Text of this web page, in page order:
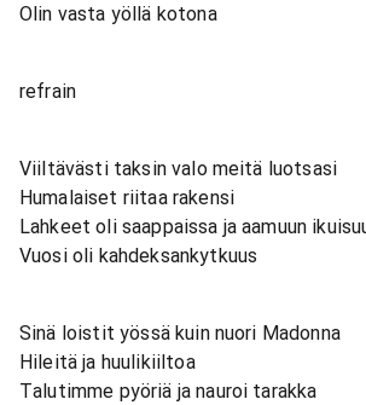
Olin vasta yöllä kotona
refrain
Viiltävästi taksin valo meitä luotsasi
Humalaiset riitaa rakensi
Lahkeet oli saappaissa ja aamuun
Vuosi oli kahdeksankytkuus
Sinä loistit yössä kuin nuori Madonna
Hileitä ja huulikiiltoa
Talutimme pyöriä ja nauroi tarakka